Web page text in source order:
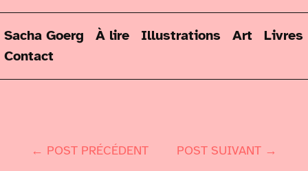
Sacha Goerg À lire Illustrations Art
Livres
Contact
← POST PRÉCÉDENT POST SUIVANT →